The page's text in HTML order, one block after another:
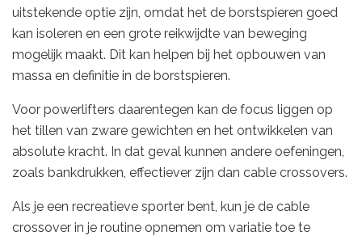
uitstekende optie zijn, omdat het de borstspieren goed
kan isoleren en een grote reikwijdte van beweging
mogelijk maakt. Dit kan helpen bij het opbouwen van
massa en definitie in de borstspieren.
Voor powerlifters daarentegen kan de focus liggen op
het tillen van zware gewichten en het ontwikkelen van
absolute kracht. In dat geval kunnen andere oefeningen,
zoals bankdrukken, effectiever zijn dan cable crossovers.
Als je een recreatieve sporter bent, kun je de cable
crossover in je routine opnemen om variatie toe te